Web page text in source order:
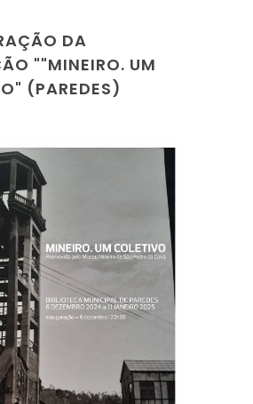
DA
""MINEIRO. UM
(PAREDES)